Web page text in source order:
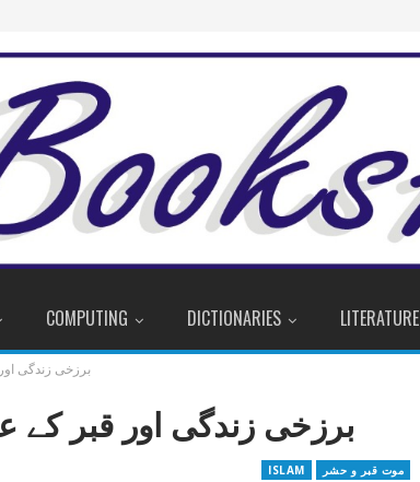
COMPUTING DICTIONARIES LITERATURE
برزخی زندگی
برزخی زندگی اور قبر کے
ISLAM موت قبر و حشر